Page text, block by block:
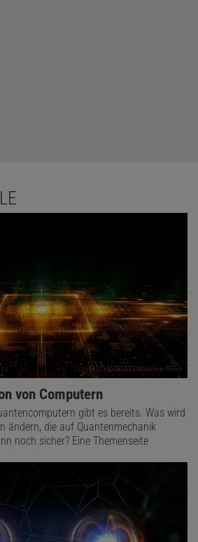
von Computern
gibt es bereits. Was wird
ändern, die auf Quantenmechanik
noch sicher? Eine Themenseite